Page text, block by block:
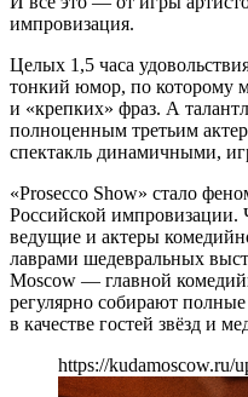
импровизация.
Целых 1,5 часа
тонкий юмор, по которому
и «крепких» фраз. А
полноценным третьим
спектакль динамичными,
«Prosecco Show» стало
Российской
ведущие и актеры
лаврами шедевральных
Moscow — главной
регулярно собирают
в качестве гостей звёзд и
https://kudamoscow.ru/